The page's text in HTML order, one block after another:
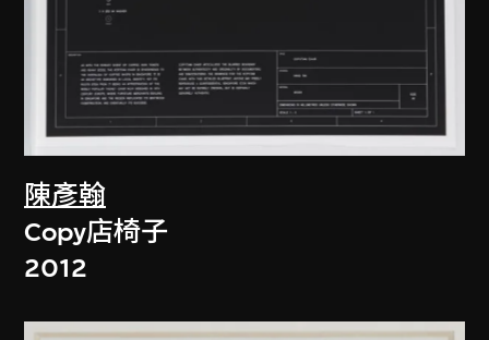
陳彥翰
Copy店椅子
2012